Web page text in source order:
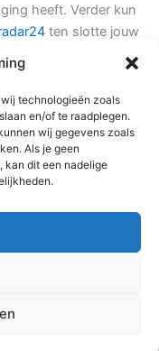
technologieën zoals
en/of te raadplegen.
wij gegevens zoals
Als je geen
kan dit een nadelige
heeft. Verder kun
ten slotte jouw
op